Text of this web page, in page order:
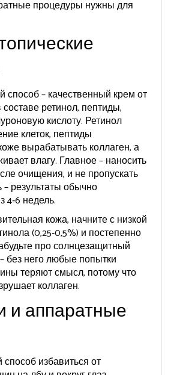
процедуры нужны для
– качественный крем от
ретинол, пептиды,
кислоту. Ретинол
клеток, пептиды
вырабатывать коллаген, а
влагу. Главное – наносить
очищения, и не пропускать
– результаты обычно
4‑6 недель.
кожа, начните с низкой
(0,25‑0,5%) и постепенно
про солнцезащитный
без него любые попытки
теряют смысл, потому что
коллаген.
и аппаратные
избавиться от